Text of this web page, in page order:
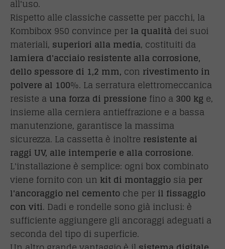
all'uso.
Rispetto alle classiche cassette per pacchi, la
Kombibox 950 convince perla qualitàdei suoi
materiali, superiori alla media, costituiti da
lamiera d'acciaio resistente alla corrosione,
dello spessore di 1,2 mm, con rivestimento in
polvere al 100%. La serratura elettromeccanica
resiste auna forza di pressione fino a300 kge,
insieme alla cerniera antieffrazione e a bassa
manutenzione, garantisce la massima
sicurezza. La cassetta è inoltre resistente ai
raggi UV, alle intemperie e alla corrosione.
L'installazione è semplice: ogni box combinato
viene fornito con un kit di montaggiosiaper
l'ancoraggio nel cementoche peril fissaggio
con viti. Dadi e rondelle sono già inclusi: è
sufficiente aggiungere gli ancoraggi adeguati a
seconda del tipo di superficie.